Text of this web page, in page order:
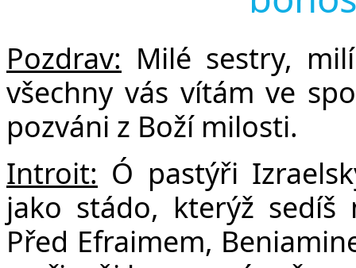
Pozdrav: Milé sestry,
všechny vás vítám ve
pozváni z Boží milosti.
Introit: Ó pastýři
jako stádo, kterýž sedíš
Před Efraimem,